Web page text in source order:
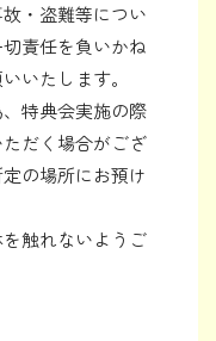
・盗難等につい
責任を負いかね
いたします。
特典会実施の際
だく場合がござ
の場所にお預け
触れないようご